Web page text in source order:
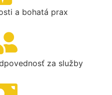
a bohatá prax
za služby